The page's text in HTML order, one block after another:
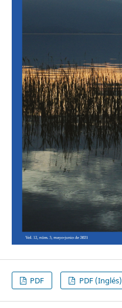
PDF PDF (Inglés)